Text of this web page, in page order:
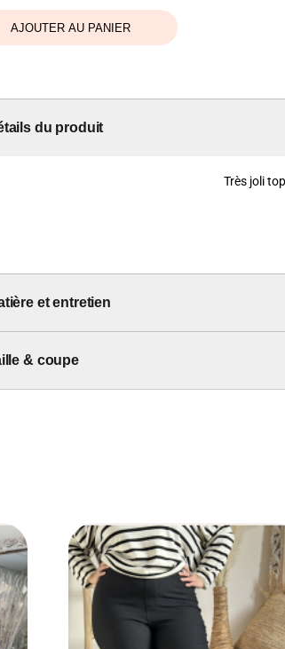
AJOUTER AU PANIER
du produit
Très joli
et entretien
& coupe